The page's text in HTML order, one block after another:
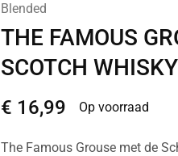
Blended
THE FAMOUS
SCOTCH
€ 16,99 Op voorraad
The Famous Grouse met de